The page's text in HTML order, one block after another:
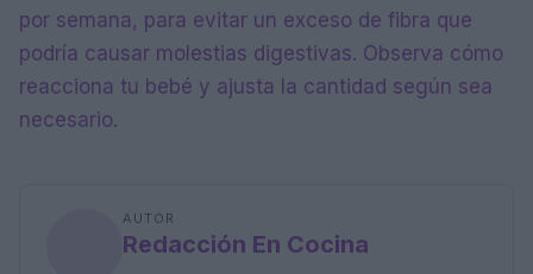
por semana, para evitar un exceso de fibra que
podría causar molestias digestivas. Observa cómo
reacciona tu bebé y ajusta la cantidad según sea
necesario.
AUTOR
Redacción En Cocina